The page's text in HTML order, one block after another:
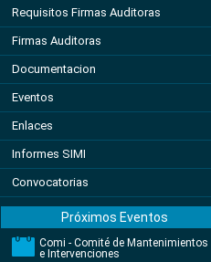
Requisitos Firmas Auditoras
Firmas Auditoras
Documentacion
Eventos
Enlaces
Informes SIMI
Convocatorias
Próximos Eventos
Comi - Comité de Mantenimientos
e Intervenciones